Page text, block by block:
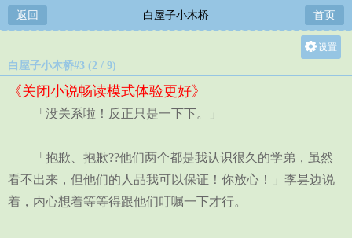
返回 白屋子小木桥 首页
设置
白屋子小木桥#3 (2 / 9)
《关闭小说畅读模式体验更好》
「没关系啦！反正只是一下下。」
「抱歉、抱歉??他们两个都是我认识很久的学弟，虽然
看不出来，但他们的人品我可以保证！你放心！」李昙边说
着，内心想着等等得跟他们叮嘱一下才行。